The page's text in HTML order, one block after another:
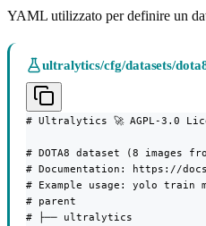
YAML utilizzato per definire un
ultralytics/cfg/datasets/
# Ultralytics 🚀 AGPL-3.0
# DOTA8 dataset (8 images
# Documentation: https://
# Example usage: yolo train
# parent
# ├── ultralytics